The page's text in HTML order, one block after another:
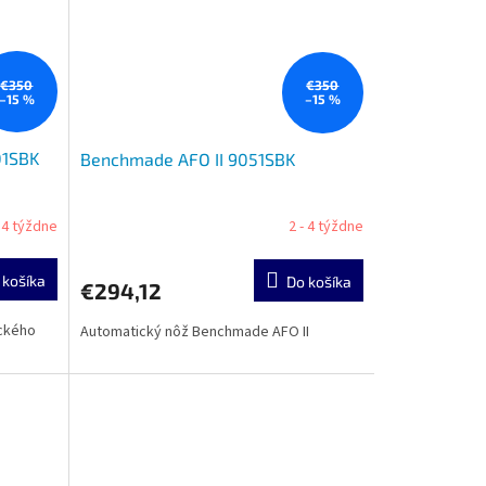
€350
%
týždne
€350
–15 %
Benchmade AFO II 9051SBK
2 - 4 týždne
€294,12 Do košíka
Automatický nôž Benchmade AFO II